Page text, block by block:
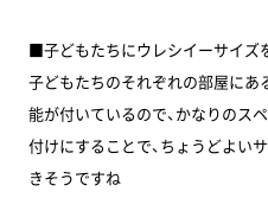
■子どもたちにウレシイーサイズ
子どもたちのそれぞれの部屋にあ
能が付いているので、かなりのス
付けにすることで、ちょうどよい
きそうですね